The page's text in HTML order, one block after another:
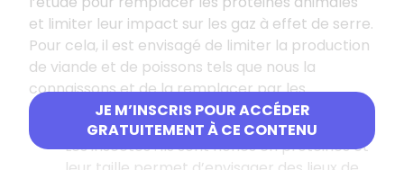
JE M’INSCRIS POUR ACCÉDER
GRATUITEMENT À CE CONTENU
et limiter leur impact sur les gaz à effet de serre.
Pour cela, il est envisagé de limiter la production
de viande et de poissons tels que nous la
connaissons et de la remplacer par les
alternatives suivantes:
Les insectes : ils sont riches en protéines et